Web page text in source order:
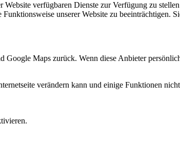
verfügbaren Dienste zur Verfügung zu
unserer Website zu beeinträchtigen.
Maps zurück. Wenn diese Anbieter
verändern kann und einige Funktionen